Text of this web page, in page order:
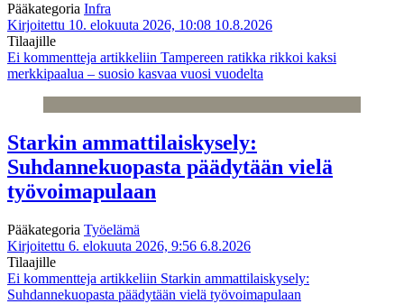
Pääkategoria Infra
Kirjoitettu 10. elokuuta 2026, 10:08 10.8.2026
Tilaajille
Ei kommentteja artikkeliin Tampereen ratikka rikkoi kaksi
merkkipaalua – suosio kasvaa vuosi vuodelta
Starkin ammattilaiskysely:
Suhdannekuopasta päädytään vielä
työvoimapulaan
Pääkategoria Työelämä
Kirjoitettu 6. elokuuta 2026, 9:56 6.8.2026
Tilaajille
Ei kommentteja artikkeliin Starkin ammattilaiskysely:
Suhdannekuopasta päädytään vielä työvoimapulaan